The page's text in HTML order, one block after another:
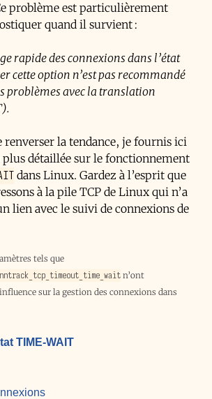
problème est particulièrement
quand il survient :
rapide des connexions dans l’état
cette option n’est pas recommandé
problèmes avec la translation
).
renverser la tendance, je fournis ici
détaillée sur le fonctionnement
dans Linux. Gardez à l’esprit que
à la pile TCP de Linux qui n’a
lien avec le suivi de connexions de
tels que
n’ont
sur la gestion des connexions dans
TIME-WAIT